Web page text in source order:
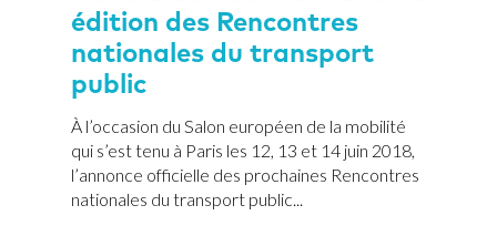
édition des Rencontres
nationales du transport
public
À l’occasion du Salon européen de la mobilité
qui s’est tenu à Paris les 12, 13 et 14 juin 2018,
l’annonce officielle des prochaines Rencontres
nationales du transport public...